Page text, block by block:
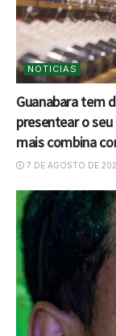
NOTICIAS
Guanabara tem
presentear o
mais combina
7 DE AGOSTO DE